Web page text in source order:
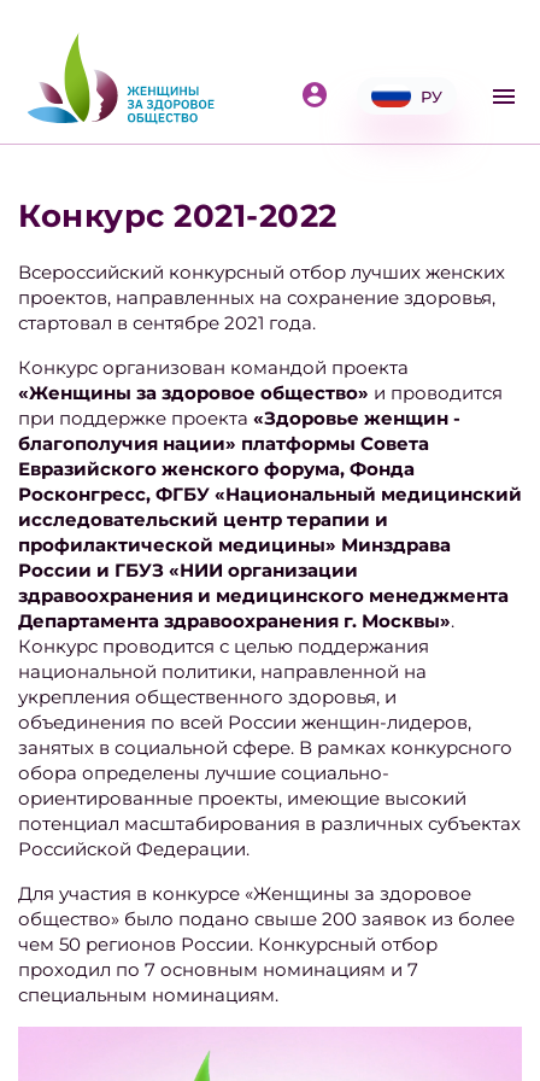
РУ
Конкурс 2021-2022
Всероссийский конкурсный отбор лучших женских
проектов, направленных на сохранение здоровья,
стартовал в сентябре 2021 года.
Конкурс организован командой проекта
«Женщины за здоровое общество» и проводится
при поддержке проекта «Здоровье женщин -
благополучия нации» платформы Совета
Евразийского женского форума, Фонда
Росконгресс, ФГБУ «Национальный медицинский
исследовательский центр терапии и
профилактической медицины» Минздрава
России и ГБУЗ «НИИ организации
здравоохранения и медицинского менеджмента
Департамента здравоохранения г. Москвы».
Конкурс проводится с целью поддержания
национальной политики, направленной на
укрепления общественного здоровья, и
объединения по всей России женщин-лидеров,
занятых в социальной сфере. В рамках конкурсного
обора определены лучшие социально-
ориентированные проекты, имеющие высокий
потенциал масштабирования в различных субъектах
Российской Федерации.
Для участия в конкурсе «Женщины за здоровое
общество» было подано свыше 200 заявок из более
чем 50 регионов России. Конкурсный отбор
проходил по 7 основным номинациям и 7
специальным номинациям.